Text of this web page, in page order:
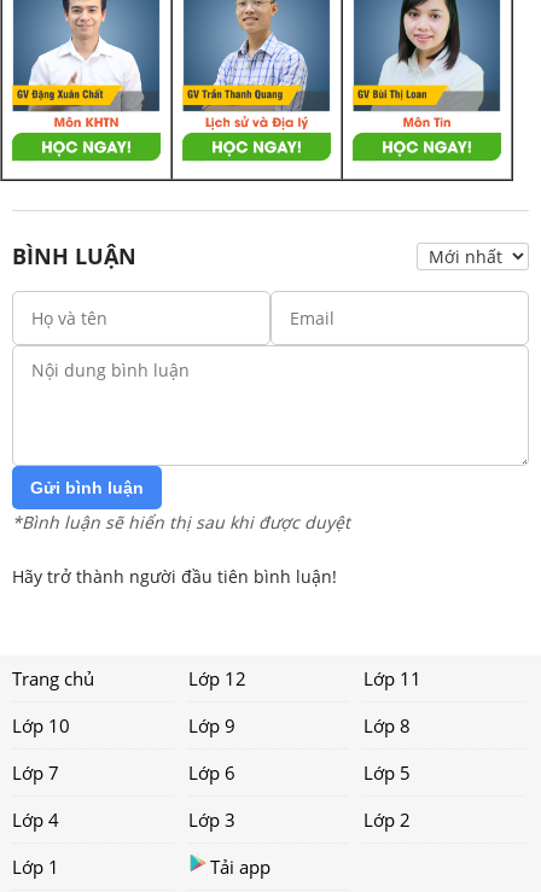
BÌNH LUẬN
Gửi bình luận
*Bình luận sẽ hiển thị sau khi được duyệt
Hãy trở thành người đầu tiên bình luận!
Trang chủ Lớp 12
Lớp 11
Lớp 10
Lớp 9
Lớp 8
Lớp 7
Lớp 6
Lớp 5
Lớp 4
Lớp 3
Lớp 2
Lớp 1
Tải app